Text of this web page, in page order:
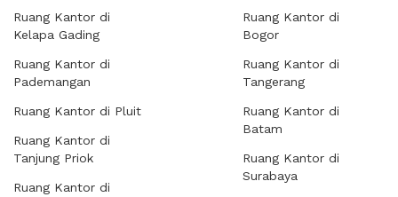
Ruang Kantor di
Kelapa Gading
Ruang Kantor di
Pademangan
Ruang Kantor di Pluit
Ruang Kantor di
Tanjung Priok
Ruang Kantor di
Ruang Kantor di
Bogor
Ruang Kantor di
Tangerang
Ruang Kantor di
Batam
Ruang Kantor di
Surabaya